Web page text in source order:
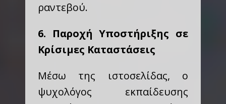
ραντεβού.
6. Παροχή Υποστήριξης σε
Κρίσιμες Καταστάσεις
Μέσω της ιστοσελίδας, ο
ψυχολόγος εκπαίδευσης